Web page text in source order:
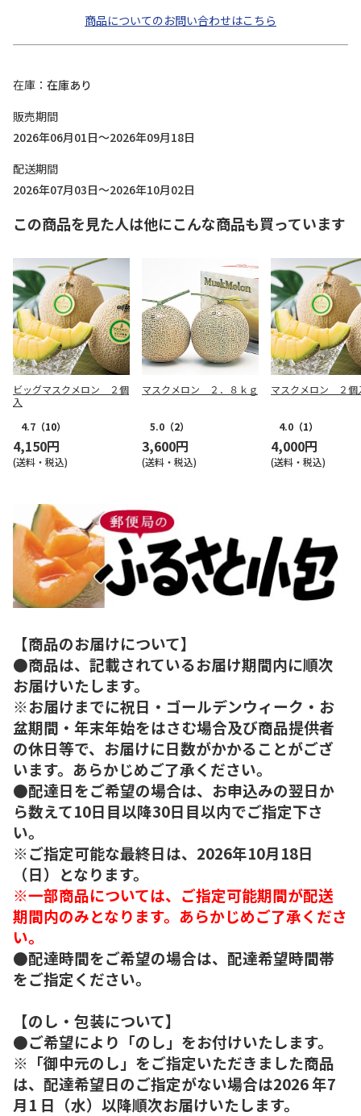
商品についてのお問い合わせはこちら
在庫
在庫あり
販売期間
2026年06月01日～2026年09月18日
配送期間
2026年07月03日～2026年10月02日
この商品を見た人は他にこんな商品も買っています
ビッグマスクメロン ２個
入
4.7 （10）
4,150円
(送料・税込)
マスクメロン ２．８ｋｇ
5.0 （2）
3,600円
(送料・税込)
マスクメロン ２個
4.0 （1）
4,000円
(送料・税込)
【商品のお届けについて】
●商品は、記載されているお届け期間内に順次
お届けいたします。
※お届けまでに祝日・ゴールデンウィーク・お
盆期間・年末年始をはさむ場合及び商品提供者
の休日等で、お届けに日数がかかることがござ
います。あらかじめご了承ください。
●配達日をご希望の場合は、お申込みの翌日か
ら数えて10日目以降30日目以内でご指定下さ
い。
※ご指定可能な最終日は、2026年10月18日
（日）となります。
※一部商品については、ご指定可能期間が配送
期間内のみとなります。あらかじめご了承くださ
い。
●配達時間をご希望の場合は、配達希望時間帯
をご指定ください。
【のし・包装について】
●ご希望により「のし」をお付けいたします。
※「御中元のし」をご指定いただきました商品
は、配達希望日のご指定がない場合は2026 年7
月1 日（水）以降順次お届けいたします。